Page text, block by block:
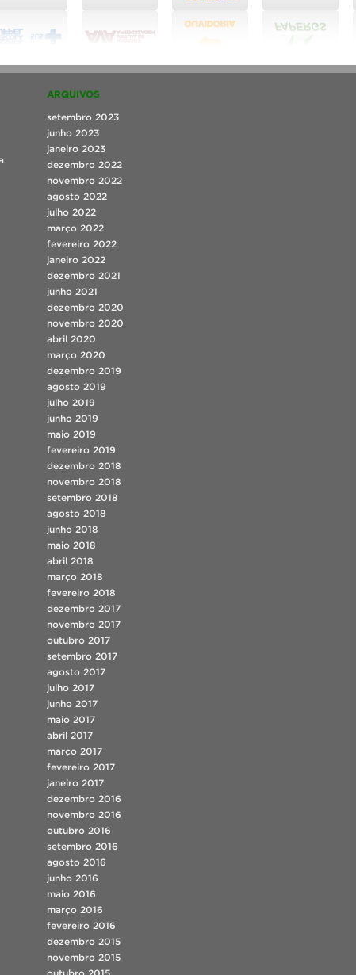
ARQUIVOS
setembro 2023
junho 2023
janeiro 2023
dezembro 2022
novembro 2022
agosto 2022
julho 2022
março 2022
fevereiro 2022
janeiro 2022
dezembro 2021
junho 2021
dezembro 2020
novembro 2020
abril 2020
março 2020
dezembro 2019
agosto 2019
julho 2019
junho 2019
maio 2019
fevereiro 2019
dezembro 2018
novembro 2018
setembro 2018
agosto 2018
junho 2018
maio 2018
abril 2018
março 2018
fevereiro 2018
dezembro 2017
novembro 2017
outubro 2017
setembro 2017
agosto 2017
julho 2017
junho 2017
maio 2017
abril 2017
março 2017
fevereiro 2017
janeiro 2017
dezembro 2016
novembro 2016
outubro 2016
setembro 2016
agosto 2016
junho 2016
maio 2016
março 2016
fevereiro 2016
dezembro 2015
novembro 2015
outubro 2015